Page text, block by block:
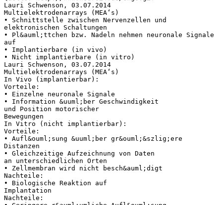
Lauri Schwenson, 03.07.2014
Multielektrodenarrays (MEA‘s)
• Schnittstelle zwischen Nervenzellen und
elektronischen Schaltungen
• Pl&auml;ttchen bzw. Nadeln nehmen neuronale Signale
auf
• Implantierbare (in vivo)
• Nicht implantierbare (in vitro)
Lauri Schwenson, 03.07.2014
Multielektrodenarrays (MEA‘s)
In Vivo (implantierbar):
Vorteile:
• Einzelne neuronale Signale
• Information &uuml;ber Geschwindigkeit
und Position motorischer
Bewegungen
In Vitro (nicht implantierbar):
Vorteile:
• Aufl&ouml;sung &uuml;ber gr&ouml;&szlig;ere
Distanzen
• Gleichzeitige Aufzeichnung von Daten
an unterschiedlichen Orten
• Zellmembran wird nicht besch&auml;digt
Nachteile:
• Biologische Reaktion auf
Implantation
Nachteile: